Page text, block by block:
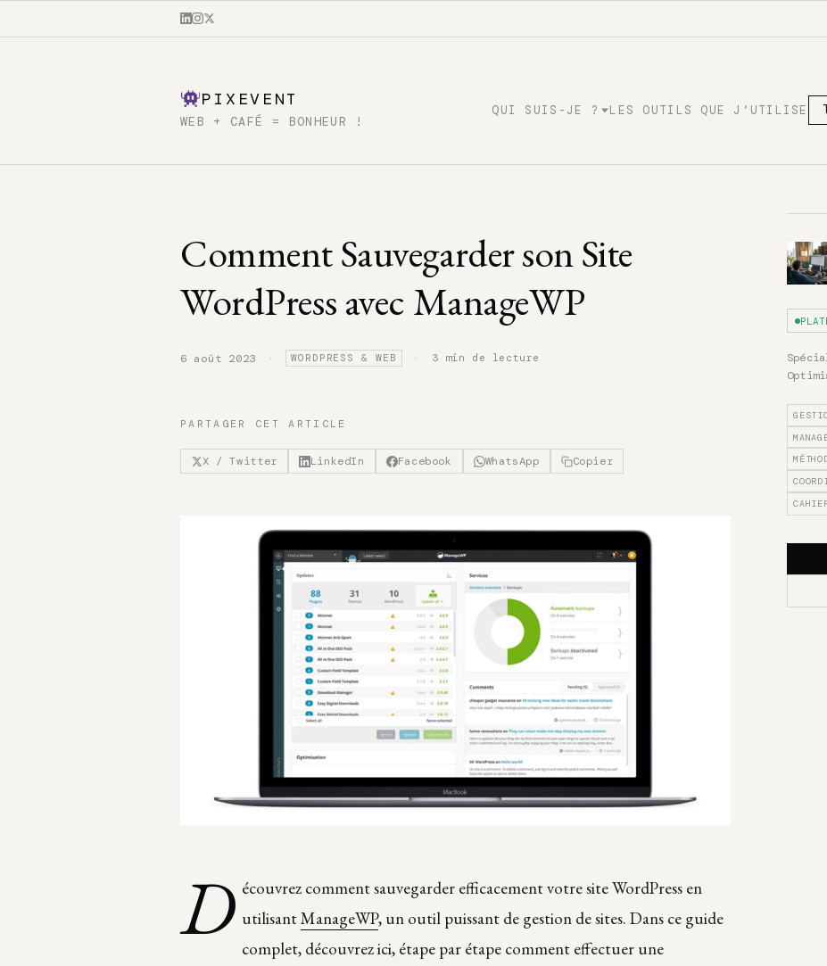
PIXEVENT
WEB + CAFÉ = BONHEUR !
QUI SUIS-JE ? LES OUTILS QUE J’UTILISE
Comment Sauvegarder son Site
WordPress avec ManageWP
6 août 2023 · WORDPRESS & WEB · 3 min de lecture
PARTAGER CET ARTICLE
X / Twitter LinkedIn Facebook WhatsApp Copier
D écouvrez comment sauvegarder efficacement votre site WordPress en
utilisantManageWP, un outil puissant de gestion de sites. Dans ce guide
complet, découvrez ici, étape par étape comment effectuer une